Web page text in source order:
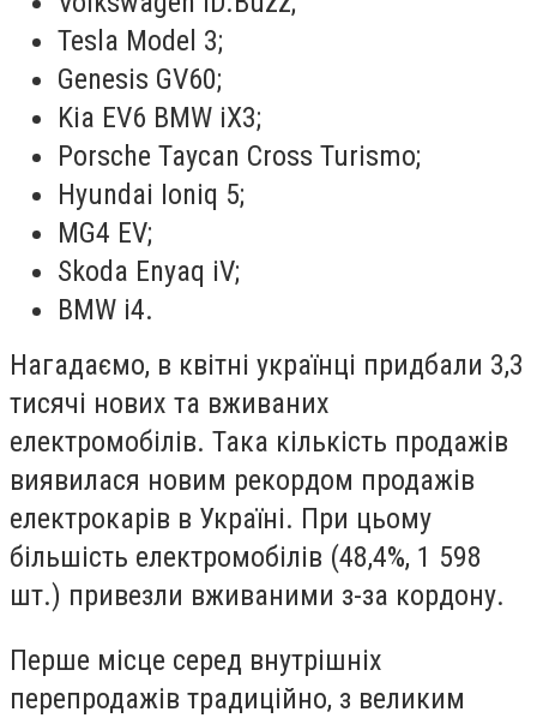
Tesla Model 3;
Genesis GV60;
Kia EV6 BMW iX3;
Porsche Taycan Cross Turismo;
Hyundai Ioniq 5;
MG4 EV;
Skoda Enyaq iV;
BMW i4.
Нагадаємо, в квітні українці придбали 3,3
тисячі нових та вживаних
електромобілів. Така кількість продажів
виявилася новим рекордом продажів
електрокарів в Україні. При цьому
більшість електромобілів (48,4%, 1 598
шт.) привезли вживаними з-за кордону.
Перше місце серед внутрішніх
перепродажів традиційно, з великим